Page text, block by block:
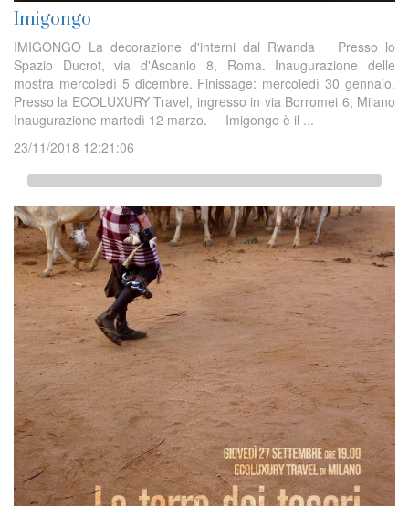
Imigongo
IMIGONGO La decorazione d'interni dal Rwanda Presso lo
Spazio Ducrot, via d'Ascanio 8, Roma. Inaugurazione delle
mostra mercoledì 5 dicembre. Finissage: mercoledì 30 gennaio.
Presso la ECOLUXURY Travel, ingresso in via Borromei 6, Milano
Inaugurazione martedì 12 marzo. Imigongo è il ...
23/11/2018 12:21:06